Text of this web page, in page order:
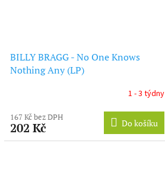
BILLY BRAGG - No One Knows
Nothing Any (LP)
1 - 3 týdny
167 Kč bez DPH
202 Kč Do košíku